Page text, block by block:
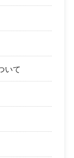
いて